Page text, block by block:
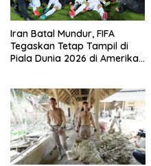
Iran Batal Mundur, FIFA
Tegaskan Tetap Tampil di
Piala Dunia 2026 di Amerika